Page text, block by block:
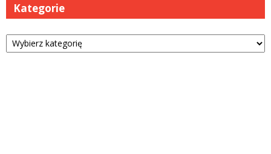
Kategorie
Kategorie